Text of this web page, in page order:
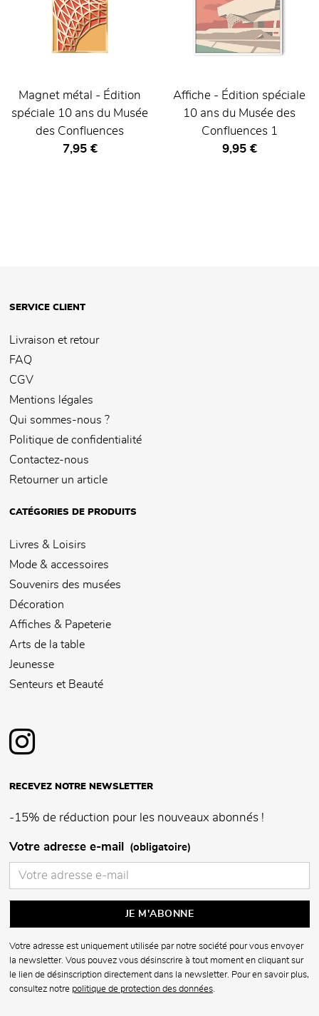
Magnet métal - Édition
spéciale 10 ans du Musée
des Confluences
Prix ​​actuel
7,95 €
Affiche - Édition spéciale
10 ans du Musée des
Confluences 1
Prix ​​actuel
9,95 €
SERVICE CLIENT
Livraison et retour
FAQ
CGV
Mentions légales
Qui sommes-nous ?
Politique de confidentialité
Contactez-nous
Retourner un article
CATÉGORIES DE PRODUITS
Livres & Loisirs
Mode & accessoires
Souvenirs des musées
Décoration
Affiches & Papeterie
Arts de la table
Jeunesse
Senteurs et Beauté
RECEVEZ NOTRE NEWSLETTER
-15% de réduction pour les nouveaux abonnés !
Votre adresse e-mail (obligatoire)
Votre adresse est uniquement utilisée par notre société pour vous envoyer
la newsletter. Vous pouvez vous désinscrire à tout moment en cliquant sur
le lien de désinscription directement dans la newsletter. Pour en savoir plus,
consultez notre politique de protection des données.